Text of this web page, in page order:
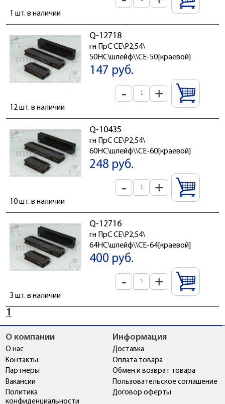
1 шт. в наличии
Q-12718
гн ПрС CE\P2,54\
50HC\шлейф\\CE-50[краевой]
147 руб.
- +
12 шт. в наличии
Q-10435
гн ПрС CE\P2,54\
60HC\шлейф\\CE-60[краевой]
248 руб.
- +
10 шт. в наличии
Q-12716
гн ПрС CE\P2,54\
64HC\шлейф\\CE-64[краевой]
400 руб.
- +
3 шт. в наличии
1
О компании
О нас
Контакты
Партнеры
Вакансии
Политика
конфиденциальности
Информация
Доставка
Оплата товара
Обмен и возврат товара
Пользовательское соглашение
Договор оферты